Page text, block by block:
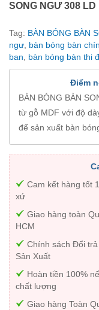
SONG NGƯ 308 LD
Tag: BÀN BÓNG BÀN
ngư, bàn bóng bàn
ban, bàn bóng bàn thi
Điểm
BÀN BÓNG BÀN
từ gỗ MDF với độ
để sản xuất bàn
Cam kết hàng tốt
xứ
Giao hàng toàn
HCM
Chính sách Đổi
Sản Xuất
Hoàn tiền 100%
chất lượng
Giao hàng Toàn